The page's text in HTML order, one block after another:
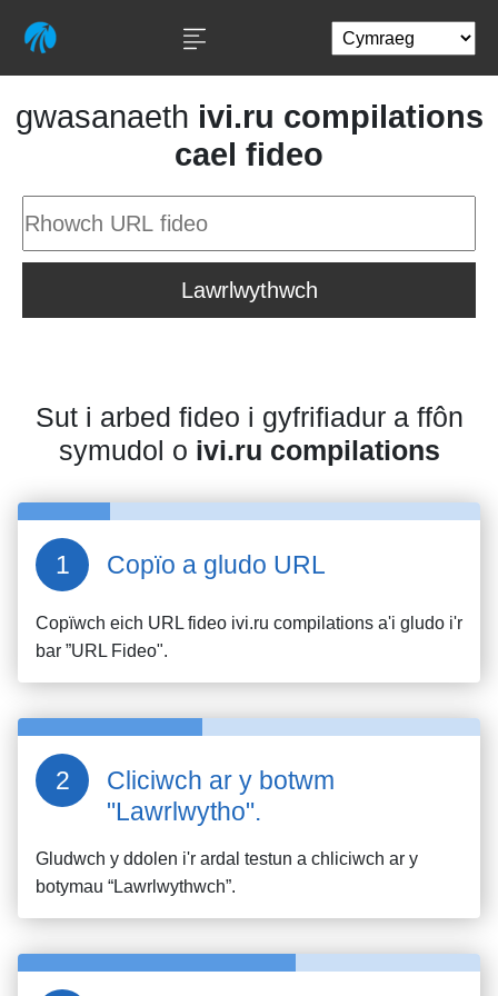
gwasanaeth ivi.ru compilations
cael fideo
Lawrlwythwch
Sut i arbed fideo i gyfrifiadur a ffôn
symudol o ivi.ru compilations
Copïo a gludo URL
Copïwch eich URL fideo ivi.ru compilations a'i gludo i'r
bar ”URL Fideo".
Cliciwch ar y botwm
"Lawrlwytho".
Gludwch y ddolen i'r ardal testun a chliciwch ar y
botymau “Lawrlwythwch”.